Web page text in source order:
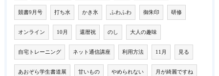
競書9月号 打ち水 かき氷 ふわふわ 御朱印 研修
オンライン 10月 還暦祝 のし 大人の趣味
自宅トレーニング ネット通信講座 利用方法 11月 見る
あおぞら学生書道展 甘いもの やめられない 月が綺麗ですね